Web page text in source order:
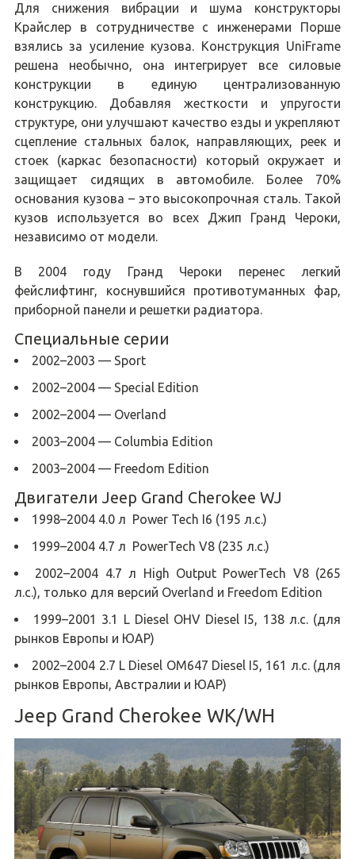
Для снижения вибрации и шума конструкторы
Крайслер в сотрудничестве c инженерами Порше
взялись за усиление кузова. Конструкция UniFrame
решена необычно, она интегрирует все силовые
конструкции в единую централизованную
конструкцию. Добавляя жесткости и упругости
структуре, они улучшают качество езды и укрепляют
сцепление стальных балок, направляющих, реек и
стоек (каркас безопасности) который окружает и
защищает сидящих в автомобиле. Более 70%
основания кузова – это высокопрочная сталь. Такой
кузов используется во всех Джип Гранд Чероки,
независимо от модели.
В 2004 году Гранд Чероки перенес легкий
фейслифтинг, коснувшийся противотуманных фар,
приборной панели и решетки радиатора.
Специальные серии
2002–2003 — Sport
2002–2004 — Special Edition
2002–2004 — Overland
2003–2004 — Columbia Edition
2003–2004 — Freedom Edition
Двигатели Jeep Grand Cherokee WJ
1998–2004 4.0 л Power Tech I6 (195 л.с.)
1999–2004 4.7 л PowerTech V8 (235 л.с.)
2002–2004 4.7 л High Output PowerTech V8 (265
л.с.), только для версий Overland и Freedom Edition
1999–2001 3.1 L Diesel OHV Diesel I5, 138 л.с. (для
рынков Европы и ЮАР)
2002–2004 2.7 L Diesel OM647 Diesel I5, 161 л.с. (для
рынков Европы, Австралии и ЮАР)
Jeep Grand Cherokee WK/WH